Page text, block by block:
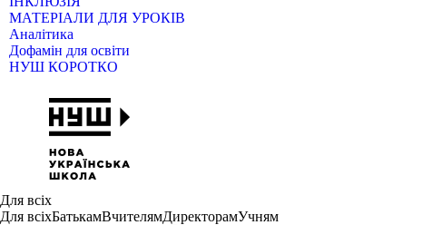
МАТЕРІАЛИ ДЛЯ УРОКІВ
Аналітика
Дофамін для освіти
НУШ КОРОТКО
Для всіх
Для всіхБатькамВчителямДиректорамУчням